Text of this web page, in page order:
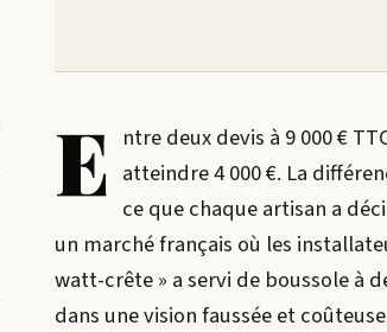
E ntre deux devis à 9 000 €
atteindre 4 000 €. La
ce que chaque artisan a
un marché français où les
watt-crête » a servi de boussole à
dans une vision faussée et